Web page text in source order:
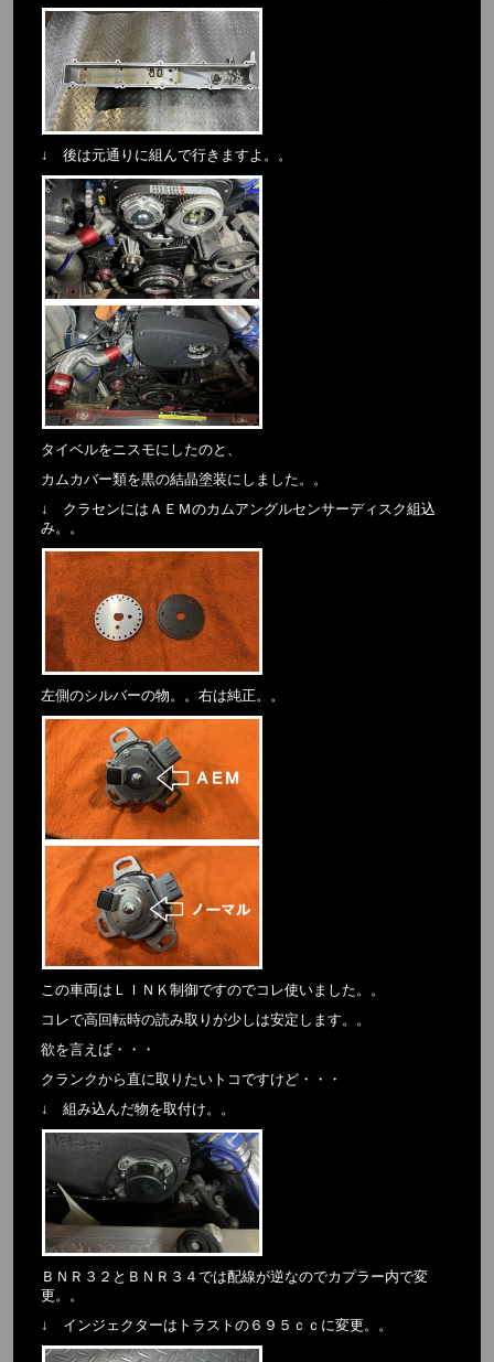
↓ 後は元通りに組んで行きますよ。。
タイベルをニスモにしたのと、
カムカバー類を黒の結晶塗装にしました。。
↓ クラセンにはＡＥＭのカムアングルセンサーディスク組込
み。。
左側のシルバーの物。。右は純正。。
この車両はＬＩＮＫ制御ですのでコレ使いました。。
コレで高回転時の読み取りが少しは安定します。。
欲を言えば・・・
クランクから直に取りたいトコですけど・・・
↓ 組み込んだ物を取付け。。
ＢＮＲ３２とＢＮＲ３４では配線が逆なのでカプラー内で変
更。。
↓ インジェクターはトラストの６９５ｃｃに変更。。